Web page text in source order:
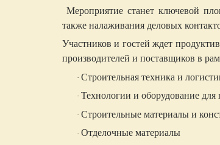
Мероприятие станет ключевой
также налаживания деловых
Участников и гостей ждет
производителей и поставщиков в
· Строительная техника и
· Технологии и оборудование для
· Строительные материалы и
· Отделочные материалы